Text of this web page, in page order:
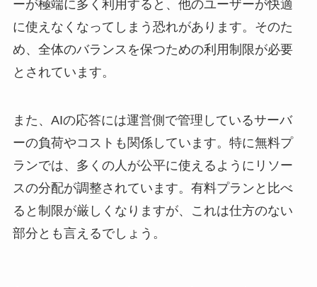
ーが極端に多く利用すると、他のユーザーが快適
に使えなくなってしまう恐れがあります。そのた
め、全体のバランスを保つための利用制限が必要
とされています。
また、AIの応答には運営側で管理しているサーバ
ーの負荷やコストも関係しています。特に無料プ
ランでは、多くの人が公平に使えるようにリソー
スの分配が調整されています。有料プランと比べ
ると制限が厳しくなりますが、これは仕方のない
部分とも言えるでしょう。